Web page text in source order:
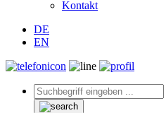
Kontakt
DE
EN